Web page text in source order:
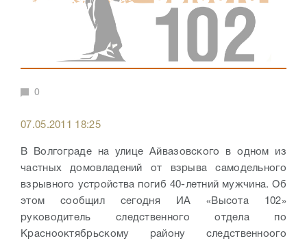
0
07.05.2011 18:25
В Волгограде на улице Айвазовского в одном из
частных домовладений от взрыва самодельного
взрывного устройства погиб 40-летний мужчина. Об
этом сообщил сегодня ИА «Высота 102»
руководитель следственного отдела по
Краснооктябрьскому району следственноого